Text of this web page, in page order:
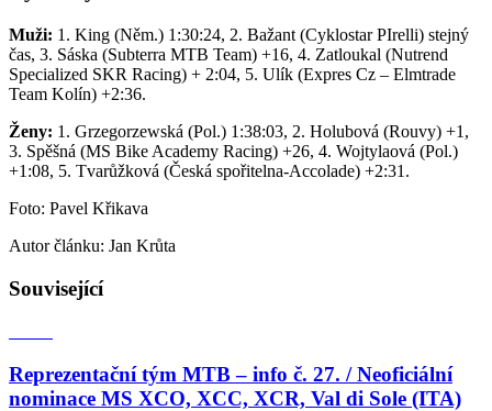
Muži: 1. King (Něm.) 1:30:24, 2. Bažant (Cyklostar PIrelli) stejný
čas, 3. Sáska (Subterra MTB Team) +16, 4. Zatloukal (Nutrend
Specialized SKR Racing) + 2:04, 5. Ulík (Expres Cz – Elmtrade
Team Kolín) +2:36.
Ženy: 1. Grzegorzewská (Pol.) 1:38:03, 2. Holubová (Rouvy) +1,
3. Spěšná (MS Bike Academy Racing) +26, 4. Wojtylaová (Pol.)
+1:08, 5. Tvarůžková (Česká spořitelna-Accolade) +2:31.
Foto: Pavel Křikava
Autor článku: Jan Krůta
Související
Reprezentační tým MTB – info č. 27. / Neoficiální
nominace MS XCO, XCC, XCR, Val di Sole (ITA)